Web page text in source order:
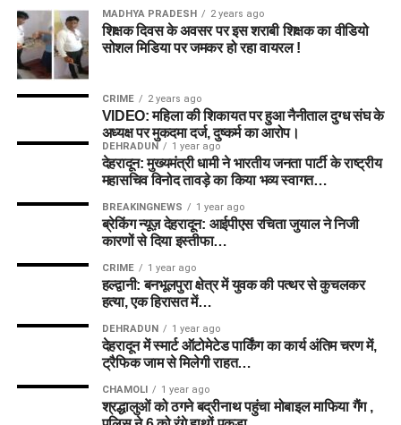
MADHYA PRADESH 2 years ago
शिक्षक दिवस के अवसर पर इस शराबी शिक्षक का वीडियो
सोशल मिडिया पर जमकर हो रहा वायरल !
CRIME 2 years ago
VIDEO: महिला की शिकायत पर हुआ नैनीताल दुग्ध संघ के
अध्यक्ष पर मुकदमा दर्ज, दुष्कर्म का आरोप।
DEHRADUN 1 year ago
देहरादून: मुख्यमंत्री धामी ने भारतीय जनता पार्टी के राष्ट्रीय
महासचिव विनोद तावड़े का किया भव्य स्वागत…
BREAKINGNEWS 1 year ago
ब्रेकिंग न्यूज़ देहरादून: आईपीएस रचिता जुयाल ने निजी
कारणों से दिया इस्तीफा…
CRIME 1 year ago
हल्द्वानी: बनभूलपुरा क्षेत्र में युवक की पत्थर से कुचलकर
हत्या, एक हिरासत में…
DEHRADUN 1 year ago
देहरादून में स्मार्ट ऑटोमेटेड पार्किंग का कार्य अंतिम चरण में,
ट्रैफिक जाम से मिलेगी राहत…
CHAMOLI 1 year ago
श्रद्धालुओं को ठगने बद्रीनाथ पहुंचा मोबाइल माफिया गैंग ,